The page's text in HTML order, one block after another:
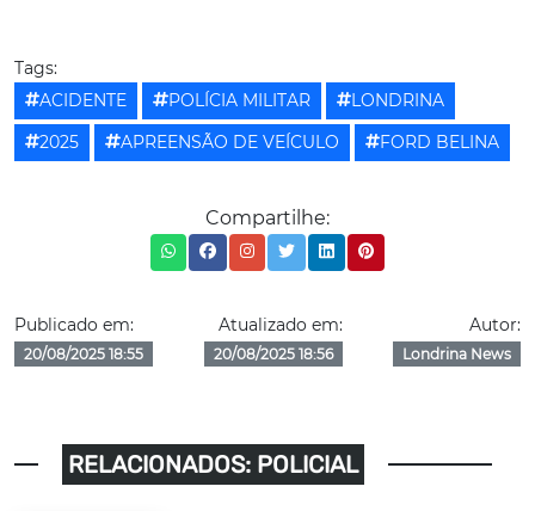
Tags:
ACIDENTE
POLÍCIA MILITAR
LONDRINA
2025
APREENSÃO DE VEÍCULO FORD BELINA
Compartilhe:
Publicado em:
20/08/2025 18:55
Atualizado em:
20/08/2025 18:56
Autor:
Londrina News
RELACIONADOS: POLICIAL